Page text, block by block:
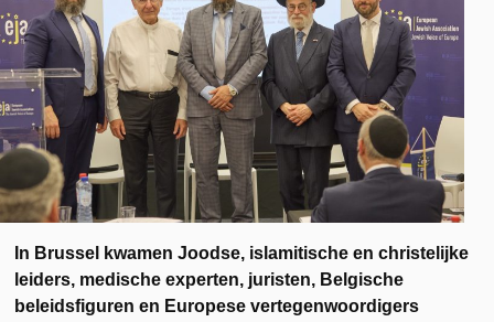
In Brussel kwamen Joodse, islamitische en christelijke
leiders, medische experten, juristen, Belgische
beleidsfiguren en Europese vertegenwoordigers